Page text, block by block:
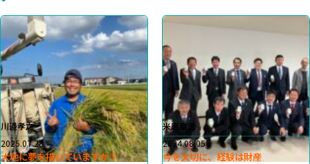
川邉孝之
2025.07.28
大地に夢を描いていますか？
米原章浩
2024.08.05
今を大切に、経験は財産